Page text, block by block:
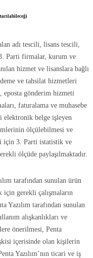
adı tescili, lisans tescili,
Parti firmalar, kurum ve
hizmet ve lisanslara bağlı
ve tahsilat hizmetleri
eposta gönderim hizmeti
faturalama ve muhasebe
elektronik belge işleyen
ölçülebilmesi ve
için 3. Parti istatistik ve
ölçüde paylaşılmaktadır.
tarafından sunulan ürün
gerekli çalışmaların
Yazılım tarafından sunulan
alışkanlıkları ve
önerilmesi, Penta
içerisinde olan kişilerin
Yazılım’nın ticari ve iş